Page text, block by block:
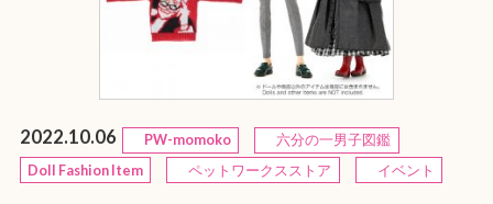
2022.10.06 PW-momoko
六分の一男子図鑑
Doll Fashion Item
ペットワークスストア イベント